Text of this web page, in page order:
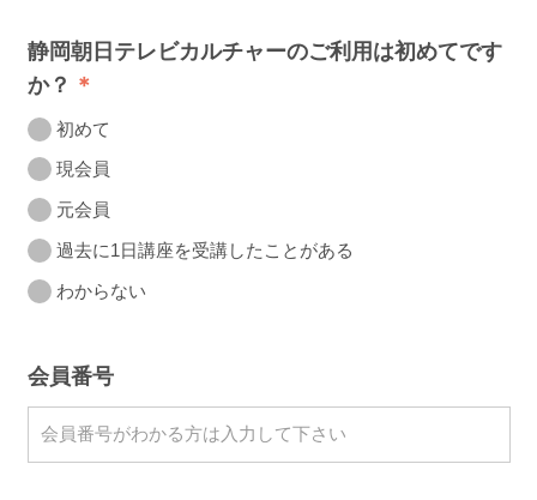
静岡朝日テレビカルチャーのご利用は初めてです
か？
初めて
現会員
元会員
過去に1日講座を受講したことがある
わからない
会員番号